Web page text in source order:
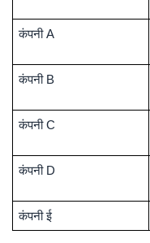
कंपनी A
कंपनी B
कंपनी C
कंपनी D
कंपनी ई